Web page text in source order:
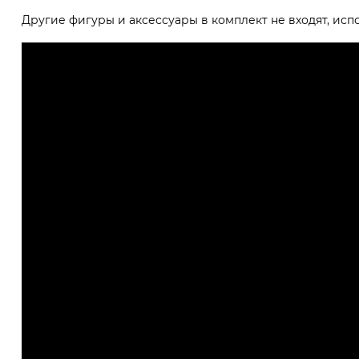
Другие фигуры и аксессуары в комплект не входят,